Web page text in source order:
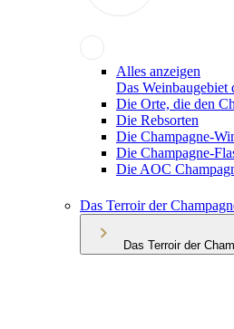
Alles anzeigen
Das Weinbaugebiet
Die Orte, die den
Die Rebsorten
Die Champagne-
Die Champagne-
Die AOC
Das Terroir der
Das Terroir der